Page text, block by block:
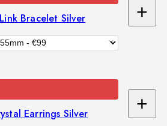
Bracelet Silver +
Earrings Silver +